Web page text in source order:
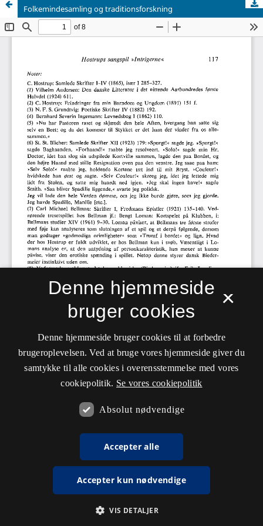
Folkemindesamling og traditionsforskning
×
Denne hjemmeside
bruger cookies
Denne hjemmeside bruger cookies til at forbedre
brugeroplevelsen. Ved at bruge vores hjemmeside giver du
samtykke til alle cookies i overensstemmelse med vores
cookiepolitik. Se vores cookiepolitik
Absolut nødvendige
Accepter alle
Accepter kun nødvendige
VIS DETALJER